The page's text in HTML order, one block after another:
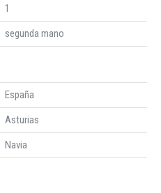
1
segunda mano
España
Asturias
Navia